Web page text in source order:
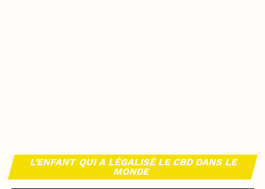
L’ENFANT QUI A LÉGALISÉ LE CBD DANS LE
MONDE